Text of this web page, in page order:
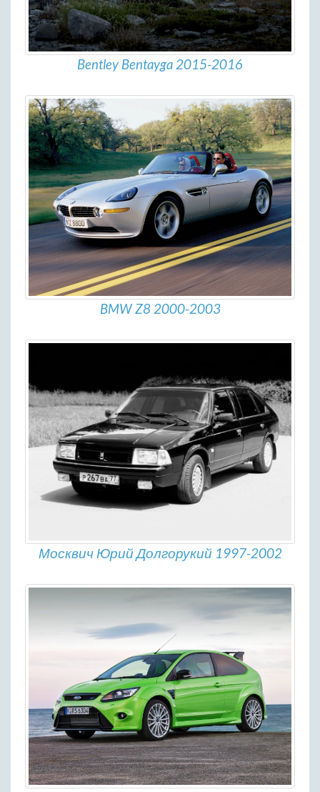
Bentley Bentayga 2015-2016
BMW Z8 2000-2003
Москвич Юрий Долгорукий 1997-2002